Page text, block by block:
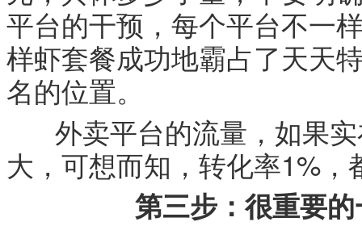
平台的干预，每个平台不一
样虾套餐成功地霸占了天天
名的位置。
外卖平台的流量，如果实
大，可想而知，转化率1%，
第三步：很重要